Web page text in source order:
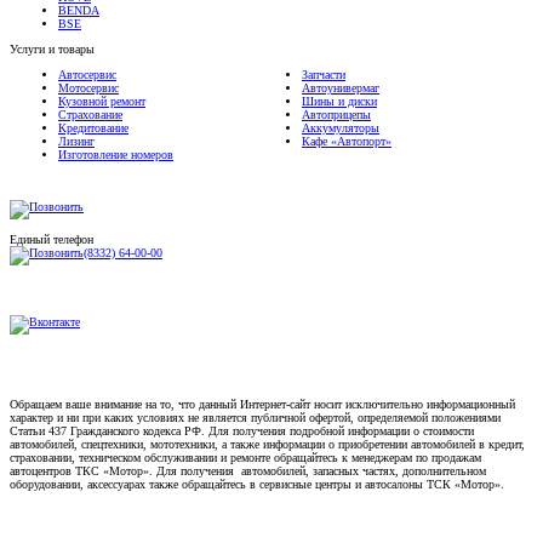
BSE
Услуги и товары
Автосервис
Мотосервис
Кузовной ремонт
Страхование
Кредитование
Лизинг
Изготовление номеров
Автоунивермаг
Шины и диски
Автоприцепы
Аккумуляторы
Кафе «Автопорт»
Единый телефон
характер и ни при каких условиях не является публичной офертой, определяемой положениями
Статьи 437 Гражданского кодекса РФ. Для получения подробной информации о стоимости
автомобилей, спецтехники, мототехники, а также информации о приобретении автомобилей в кредит,
страховании, техническом обслуживании и ремонте обращайтесь к менеджерам по продажам
автоцентров ТКС «Мотор». Для получения автомобилей, запасных частях, дополнительном
оборудовании, аксессуарах также обращайтесь в сервисные центры и автосалоны ТСК «Мотор».